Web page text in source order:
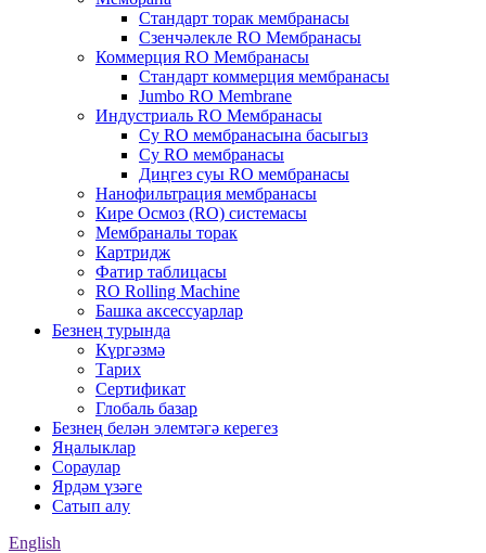
Стандарт торак мембранасы
Cзенчәлекле RO Мембранасы
Коммерция RO Мембранасы
Стандарт коммерция мембранасы
Jumbo RO Membrane
Индустриаль RO Мембранасы
Су RO мембранасына басыгыз
Су RO мембранасы
Диңгез суы RO мембранасы
Нанофильтрация мембранасы
Кире Осмоз (RO) системасы
Мембраналы торак
Картридж
Фатир таблицасы
RO Rolling Machine
Башка аксессуарлар
Безнең турында
Күргәзмә
Тарих
Сертификат
Глобаль базар
Безнең белән элемтәгә керегез
Яңалыклар
Сораулар
Ярдәм үзәге
Сатып алу
English